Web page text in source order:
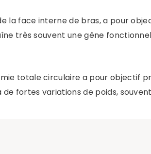
la face interne de bras, a pour
très souvent une gêne
totale circulaire a pour objectif
fortes variations de poids,